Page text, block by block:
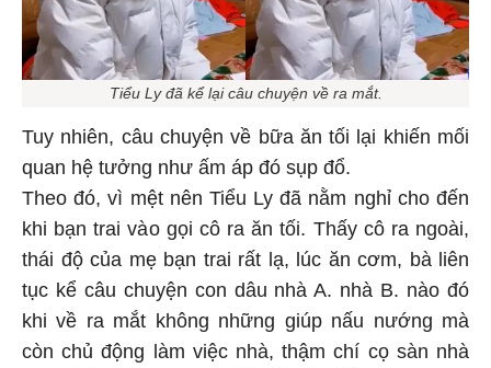
Tiểu Ly đã kể lại câu chuyện về ra mắt.
Tuy nhiên, câu chuyện về bữa ăn tối lại khiến mối
quan hệ tưởng như ấm áp đó sụp đổ.
Theo đó, vì mệt nên Tiểu Ly đã nằm nghỉ cho đến
khi bạn trai vào gọi cô ra ăn tối. Thấy cô ra ngoài,
thái độ của mẹ bạn trai rất lạ, lúc ăn cơm, bà liên
tục kể câu chuyện con dâu nhà A. nhà B. nào đó
khi về ra mắt không những giúp nấu nướng mà
còn chủ động làm việc nhà, thậm chí cọ sàn nhà